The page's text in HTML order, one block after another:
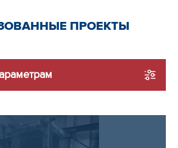
ПРОЕКТЫ